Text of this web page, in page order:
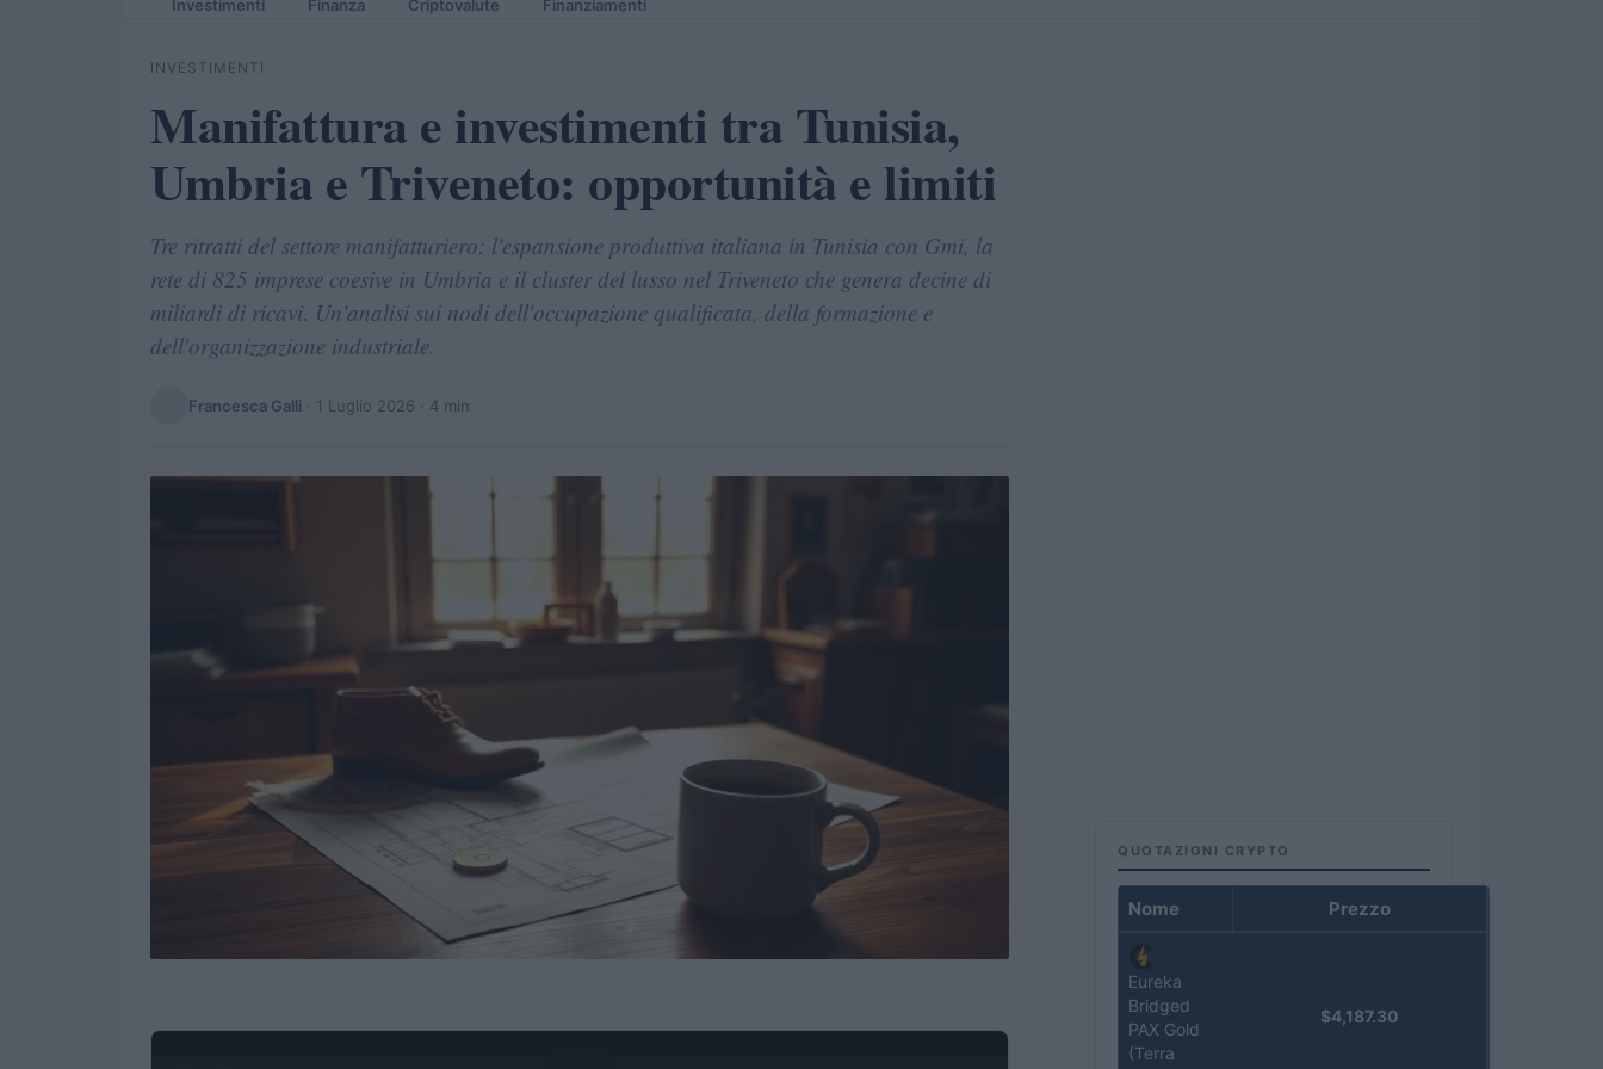
Investimenti Finanza Criptovalute Finanziamenti
INVESTIMENTI
Manifattura e investimenti tra Tunisia,
Umbria e Triveneto: opportunità e limiti
Tre ritratti del settore manifatturiero: l'espansione produttiva italiana in Tunisia con Gmi, la
rete di 825 imprese coesive in Umbria e il cluster del lusso nel Triveneto che genera decine di
miliardi di ricavi. Un'analisi sui nodi dell'occupazione qualificata, della formazione e
dell'organizzazione industriale.
Francesca Galli · 1 Luglio 2026 · 4 min
QUOTAZIONI CRYPTO
Nome Prezzo
Eureka
Bridged
PAX Gold
(Terra
$4,187.30